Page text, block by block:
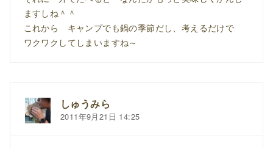
ますしね＾＾
これから キャンプでも鍋の季節だし、考えるだけで
ワクワクしてしまいますね～
しゅうみら
2011年9月21日 14:25